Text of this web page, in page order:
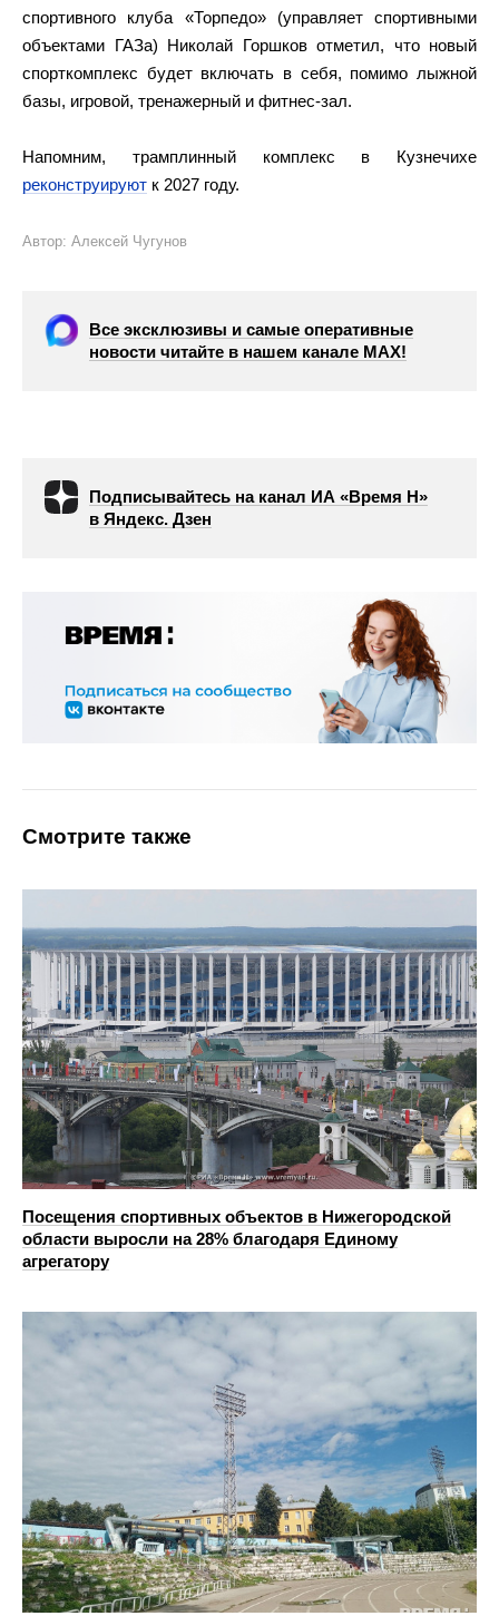
спортивного клуба «Торпедо» (управляет спортивными
объектами ГАЗа) Николай Горшков отметил, что новый
спорткомплекс будет включать в себя, помимо лыжной
базы, игровой, тренажерный и фитнес-зал.
Напомним, трамплинный комплекс в Кузнечихе
реконструируют к 2027 году.
Автор: Алексей Чугунов
Все эксклюзивы и самые оперативные
новости читайте в нашем канале МАХ!
Подписывайтесь на канал ИА «Время Н»
в Яндекс. Дзен
Смотрите также
Посещения спортивных объектов в Нижегородской
области выросли на 28% благодаря Единому
агрегатору